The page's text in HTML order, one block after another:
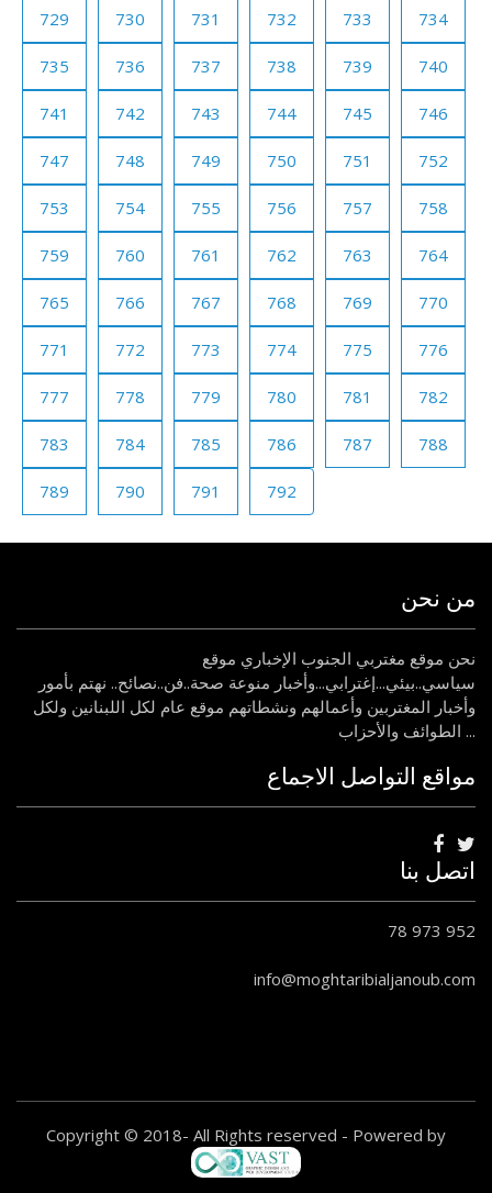
729 730 731 732 733 734
735 736 737 738 739 740
741 742 743 744 745 746
747 748 749 750 751 752
753 754 755 756 757 758
759 760 761 762 763 764
765 766 767 768 769 770
771 772 773 774 775 776
777 778 779 780 781 782
783 784 785 786 787 788
789 790 791 792
من نحن
نحن موقع مغتربي الجنوب الإخباري موقع
سياسي..بيئي...إغترابي...وأخبار منوعة صحة..فن..نصائح.. نهتم بأمور
وأخبار المغتربين وأعمالهم ونشطاتهم موقع عام لكل اللبنانين ولكل
الطوائف والأحزاب ...
مواقع التواصل الاجماع
اتصل بنا
78 973 952
info@moghtaribialjanoub.com
Copyright © 2018- All Rights reserved - Powered by